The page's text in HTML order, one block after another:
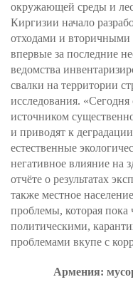
окружающей среды и
Киргизии начало
отходами и вторичными
впервые за последние
ведомства
свалки на территории
исследования.
источником
и приводят к
естественные
негативное влияние на
отчёте о результатах
также местное
проблемы, которая пока
политическими,
проблемами вкупе с
Армения: